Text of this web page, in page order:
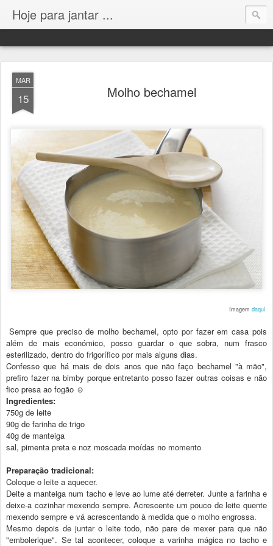
Hoje para jantar ...
MAR
15 Molho bechamel
Imagem daqui
Sempre que preciso de molho bechamel, opto por fazer em casa pois
além de mais económico, posso guardar o que sobra, num frasco
esterilizado, dentro do frigorífico por mais alguns dias.
Confesso que há mais de dois anos que não faço bechamel "à mão",
prefiro fazer na bimby porque entretanto posso fazer outras coisas e não
fico presa ao fogão ☺
Ingredientes:
750g de leite
90g de farinha de trigo
40g de manteiga
sal, pimenta preta e noz moscada moídas no momento
Preparação tradicional:
Coloque o leite a aquecer.
Deite a manteiga num tacho e leve ao lume até derreter. Junte a farinha e
deixe-a cozinhar mexendo sempre. Acrescente um pouco de leite quente
mexendo sempre e vá acrescentando à medida que o molho engrossa.
Mesmo depois de juntar o leite todo, não pare de mexer para que não
"embolerique". Se tal acontecer, coloque a varinha mágica no tacho e